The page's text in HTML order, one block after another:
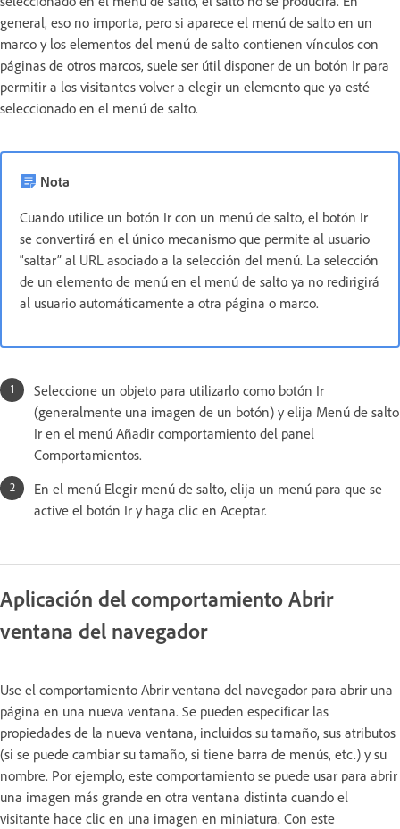
general, eso no importa, pero si aparece el menú de salto en un
marco y los elementos del menú de salto contienen vínculos con
páginas de otros marcos, suele ser útil disponer de un botón Ir para
permitir a los visitantes volver a elegir un elemento que ya esté
seleccionado en el menú de salto.
Nota
Cuando utilice un botón Ir con un menú de salto, el botón Ir
se convertirá en el único mecanismo que permite al usuario
“saltar” al URL asociado a la selección del menú. La selección
de un elemento de menú en el menú de salto ya no redirigirá
al usuario automáticamente a otra página o marco.
Seleccione un objeto para utilizarlo como botón Ir
(generalmente una imagen de un botón) y elija Menú de salto
Ir en el menú Añadir comportamiento del panel
Comportamientos.
En el menú Elegir menú de salto, elija un menú para que se
active el botón Ir y haga clic en Aceptar.
Aplicación del comportamiento Abrir
ventana del navegador
Use el comportamiento Abrir ventana del navegador para abrir una
página en una nueva ventana. Se pueden especificar las
propiedades de la nueva ventana, incluidos su tamaño, sus atributos
(si se puede cambiar su tamaño, si tiene barra de menús, etc.) y su
nombre. Por ejemplo, este comportamiento se puede usar para abrir
una imagen más grande en otra ventana distinta cuando el
visitante hace clic en una imagen en miniatura. Con este